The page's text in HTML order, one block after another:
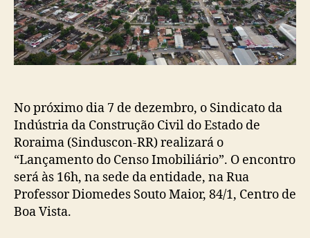
Censo
Imobiliário’
No próximo dia 7 de dezembro, o Sindicato da
Indústria da Construção Civil do Estado de
Roraima (Sinduscon-RR) realizará o
“Lançamento do Censo Imobiliário”. O encontro
será às 16h, na sede da entidade, na Rua
Professor Diomedes Souto Maior, 84/1, Centro de
Boa Vista.